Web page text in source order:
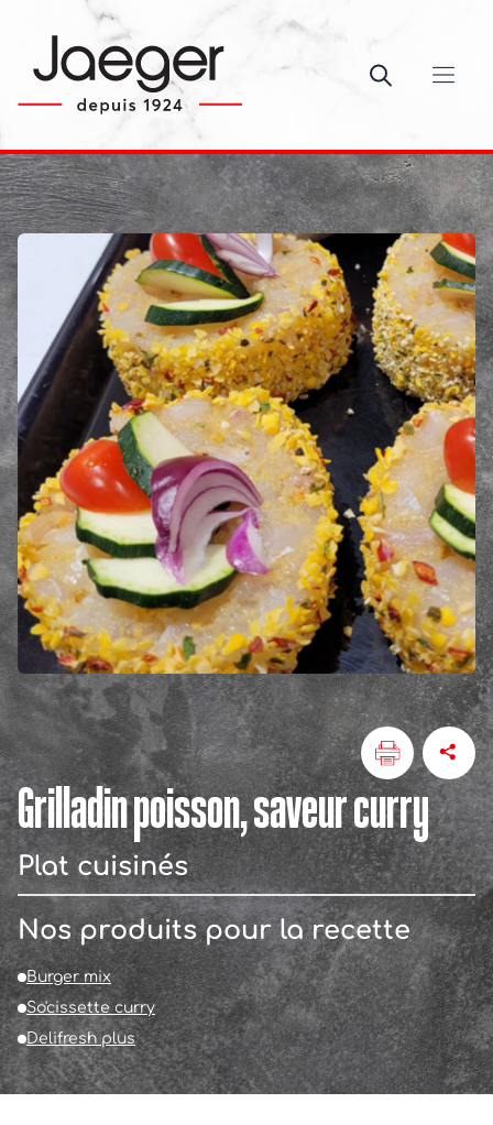
Ouvrir le
Grilladin poisson, saveur curry
Plat cuisinés
Nos produits pour la recette
Burger mix
So'cissette curry
Delifresh plus